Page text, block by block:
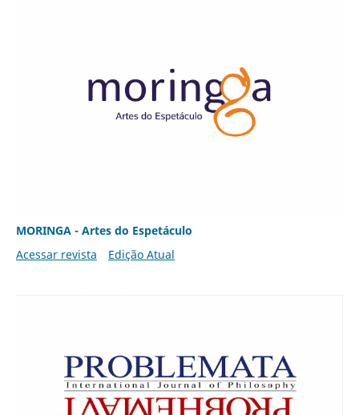
MORINGA - Artes do Espetáculo
Acessar revista
Edição Atual